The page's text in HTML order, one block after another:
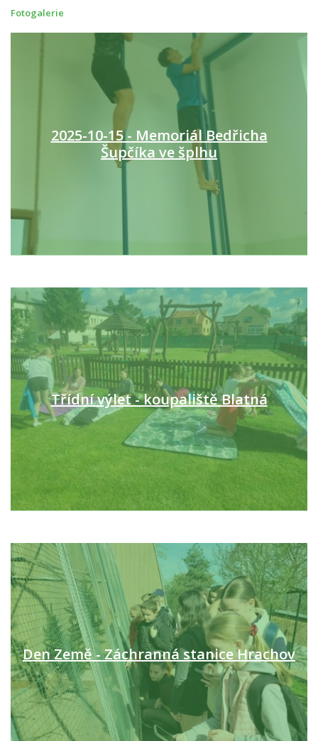
Fotogalerie
2025-10-15 - Memoriál Bedřicha
Šupčíka ve šplhu
Třídní výlet - koupaliště Blatná
Den Země - Záchranná stanice Hrachov